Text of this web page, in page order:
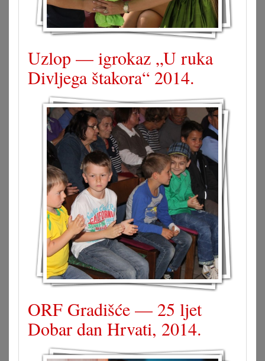
Uzlop — igrokaz „U ruka
Divljega štakora“ 2014.
ORF Gradišće — 25 ljet
Dobar dan Hrvati, 2014.